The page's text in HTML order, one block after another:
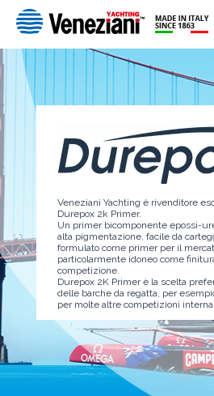
Veneziani Yachting è rivenditore
Durepox 2k Primer.
Un primer bicomponente epossi-
alta pigmentazione, facile da
formulato come primer per il
particolarmente idoneo come
competizione.
Durepox 2K Primer è la scelta
delle barche da regatta, per
per molte altre competizioni